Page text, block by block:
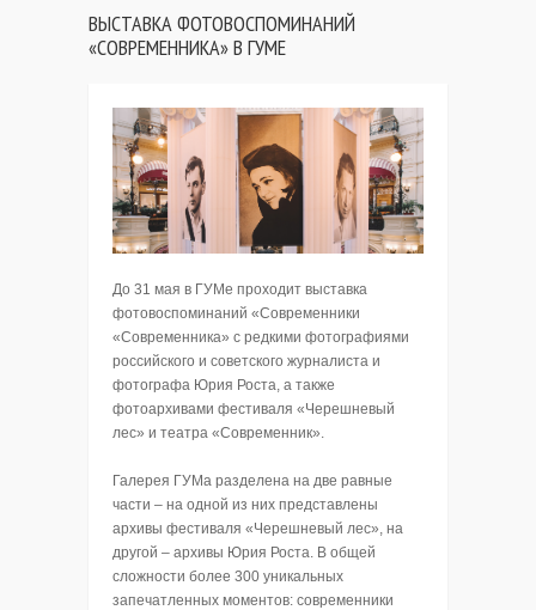
ВЫСТАВКА ФОТОВОСПОМИНАНИЙ
«СОВРЕМЕННИКА» В ГУМЕ
До 31 мая в ГУМе проходит выставка
фотовоспоминаний «Современники
«Современника» с редкими фотографиями
российского и советского журналиста и
фотографа Юрия Роста, а также
фотоархивами фестиваля «Черешневый
лес» и театра «Современник».
Галерея ГУМа разделена на две равные
части – на одной из них представлены
архивы фестиваля «Черешневый лес», на
другой – архивы Юрия Роста. В общей
сложности более 300 уникальных
запечатленных моментов: современники